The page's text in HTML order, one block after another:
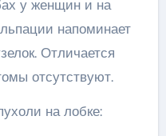
у женщин и на
напоминает
Отличается
отсутствуют.
на лобке: